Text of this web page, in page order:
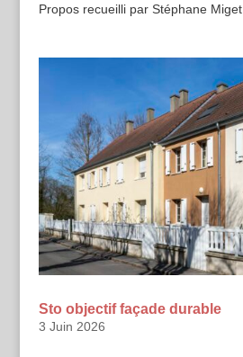
Propos recueilli par Stéphane Miget
Sto objectif façade durable
3 Juin 2026